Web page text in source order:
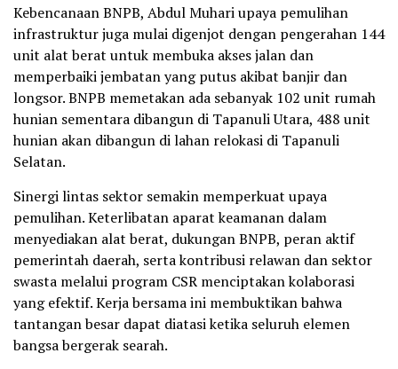
Kebencanaan BNPB, Abdul Muhari upaya pemulihan
infrastruktur juga mulai digenjot dengan pengerahan 144
unit alat berat untuk membuka akses jalan dan
memperbaiki jembatan yang putus akibat banjir dan
longsor. BNPB memetakan ada sebanyak 102 unit rumah
hunian sementara dibangun di Tapanuli Utara, 488 unit
hunian akan dibangun di lahan relokasi di Tapanuli
Selatan.
Sinergi lintas sektor semakin memperkuat upaya
pemulihan. Keterlibatan aparat keamanan dalam
menyediakan alat berat, dukungan BNPB, peran aktif
pemerintah daerah, serta kontribusi relawan dan sektor
swasta melalui program CSR menciptakan kolaborasi
yang efektif. Kerja bersama ini membuktikan bahwa
tantangan besar dapat diatasi ketika seluruh elemen
bangsa bergerak searah.